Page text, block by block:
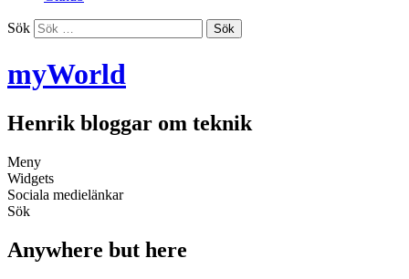
Sök
myWorld
Henrik bloggar om teknik
Meny
Widgets
Sociala medielänkar
Sök
Anywhere but here